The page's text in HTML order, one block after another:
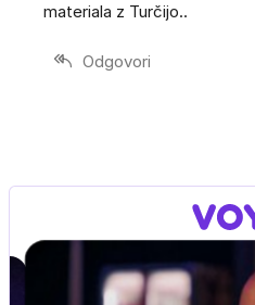
materiala z Turčijo..
Odgovori